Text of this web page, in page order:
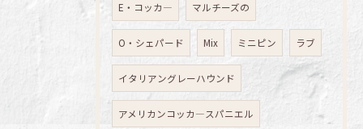
E・コッカ― マルチーズの
O・シェパード Mix ミニピン ラブ
イタリアングレーハウンド
アメリカンコッカ―スパニエル